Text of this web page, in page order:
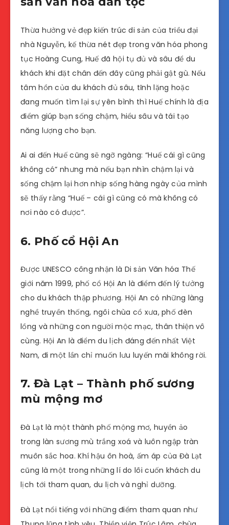
Thừa hưởng vẻ đẹp kiến trúc di sản của triều đại
nhà Nguyễn, kế thừa nét đẹp trong văn hóa phong
tục Hoàng Cung, Huế đã hội tụ đủ và sâu để du
khách khi đặt chân đến đây cũng phải gật gù. Nếu
tâm hồn của du khách đủ sâu, tĩnh lặng hoặc
đang muốn tìm lại sự yên bình thì Huế chính là địa
điểm giúp bạn sống chậm, hiểu sâu và tái tạo
năng lượng cho bạn.
Ai ai đến Huế cũng sẽ ngỡ ngàng: “Huế cái gì cũng
không có” nhưng mà nếu bạn nhìn chậm lại và
sống chậm lại hơn nhịp sống hàng ngày của mình
sẽ thấy rằng “Huế – cái gì cũng có mà không có
nơi nào có được”.
6. Phố cổ Hội An
Được UNESCO công nhận là Di sản Văn hóa Thế
giới năm 1999, phố cổ Hội An là điểm đến lý tưởng
cho du khách thập phương. Hội An có những làng
nghề truyền thống, ngôi chùa cổ xưa, phố đèn
lồng và những con người mộc mạc, thân thiện vô
cùng. Hội An là điểm du lịch đáng đến nhất Việt
Nam, đi một lần chỉ muốn lưu luyến mãi không rời.
7. Đà Lạt – Thành phố sương
mù mộng mơ
Đà Lạt là một thành phố mộng mơ, huyền ảo
trong làn sương mù trắng xoá và luôn ngập tràn
muôn sắc hoa. Khí hậu ôn hoà, ấm áp của Đà Lạt
cũng là một trong những lí do lôi cuốn khách du
lịch tới tham quan, du lịch và nghỉ dưỡng.
Đà Lạt nổi tiếng với những điểm tham quan như